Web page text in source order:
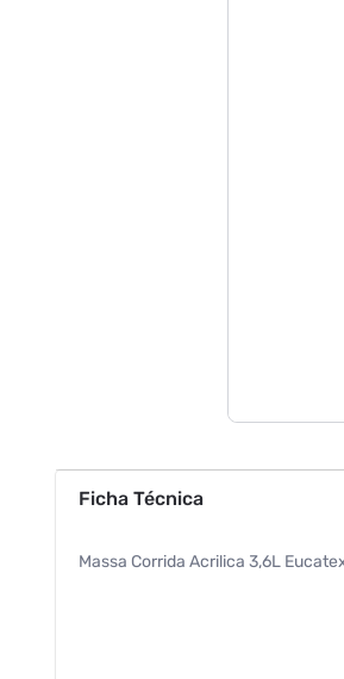
Ficha Técnica
Massa Corrida Acrilica 3,6L